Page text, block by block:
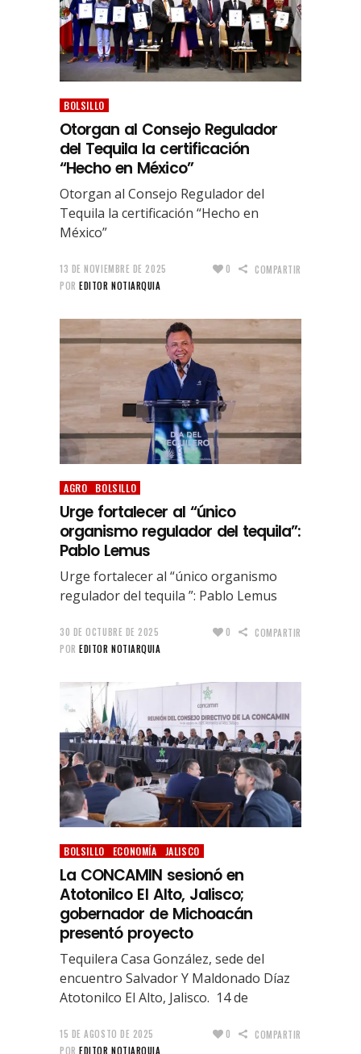
BOLSILLO
Otorgan al Consejo Regulador
del Tequila la certificación
“Hecho en México”
Otorgan al Consejo Regulador del
Tequila la certificación “Hecho en
México”
13 DE NOVIEMBRE DE 2025
POR EDITOR NOTIARQUIA
0 COMPARTIR
AGRO BOLSILLO
Urge fortalecer al “único
organismo regulador del tequila”:
Pablo Lemus
Urge fortalecer al “único organismo
regulador del tequila ”: Pablo Lemus
30 DE OCTUBRE DE 2025
POR EDITOR NOTIARQUIA
0 COMPARTIR
BOLSILLO ECONOMÍA JALISCO
La CONCAMIN sesionó en
Atotonilco El Alto, Jalisco;
gobernador de Michoacán
presentó proyecto
Tequilera Casa González, sede del
encuentro Salvador Y Maldonado Díaz
Atotonilco El Alto, Jalisco. 14 de
15 DE AGOSTO DE 2025
POR EDITOR NOTIARQUIA
0 COMPARTIR